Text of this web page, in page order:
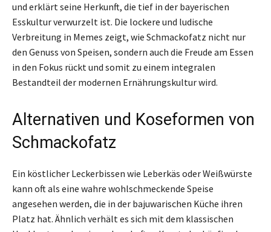
und erklärt seine Herkunft, die tief in der bayerischen
Esskultur verwurzelt ist. Die lockere und ludische
Verbreitung in Memes zeigt, wie Schmackofatz nicht nur
den Genuss von Speisen, sondern auch die Freude am Essen
in den Fokus rückt und somit zu einem integralen
Bestandteil der modernen Ernährungskultur wird.
Alternativen und Koseformen von
Schmackofatz
Ein köstlicher Leckerbissen wie Leberkäs oder Weißwürste
kann oft als eine wahre wohlschmeckende Speise
angesehen werden, die in der bajuwarischen Küche ihren
Platz hat. Ähnlich verhält es sich mit dem klassischen